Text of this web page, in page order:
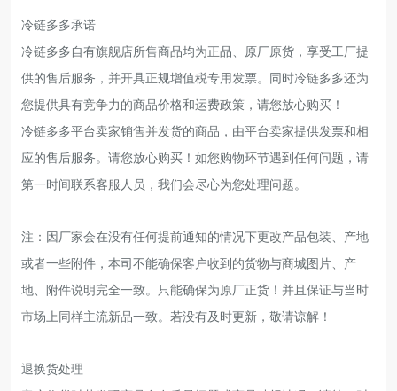
冷链多多承诺
冷链多多自有旗舰店所售商品均为正品、原厂原货，享受工厂提
供的售后服务，并开具正规增值税专用发票。同时冷链多多还为
您提供具有竞争力的商品价格和运费政策，请您放心购买！
冷链多多平台卖家销售并发货的商品，由平台卖家提供发票和相
应的售后服务。请您放心购买！如您购物环节遇到任何问题，请
第一时间联系客服人员，我们会尽心为您处理问题。
注：因厂家会在没有任何提前通知的情况下更改产品包装、产地
或者一些附件，本司不能确保客户收到的货物与商城图片、产
地、附件说明完全一致。只能确保为原厂正货！并且保证与当时
市场上同样主流新品一致。若没有及时更新，敬请谅解！
退换货处理